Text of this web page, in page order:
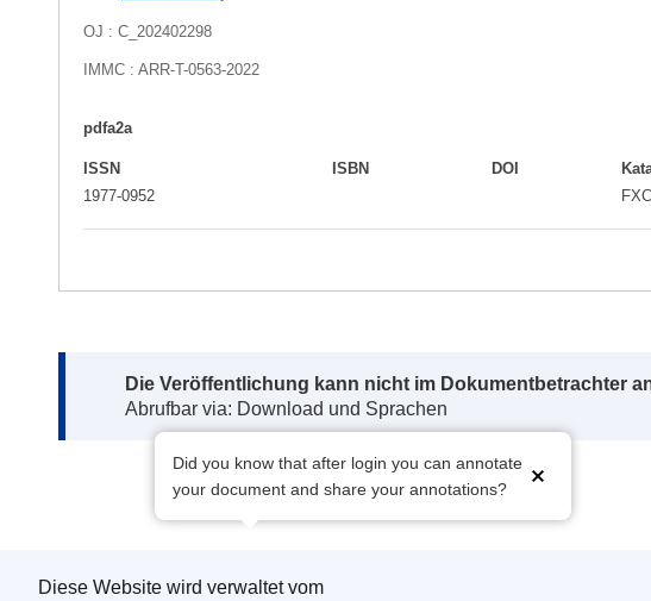
OJ : C_202402298
IMMC : ARR-T-0563-2022
pdfa2a
ISSN
1977-0952
ISBN DOI
Note:
Die Veröffentlichung kann nicht im Dokumentbetrachter
Abrufbar via: Download und Sprachen
Did you know that after login you can annotate
your document and share your annotations?
Diese Website wird verwaltet vom